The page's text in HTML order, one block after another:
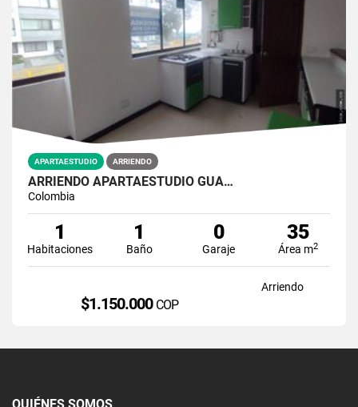
APARTAESTUDIO ARRIENDO
ARRIENDO APARTAESTUDIO GUA…
Colombia
1
Habitaciones
1
Baño
0
Garaje
35
Área m2
Arriendo
$1.150.000 COP